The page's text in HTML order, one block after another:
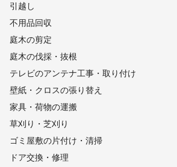
引越し
不用品回収
庭木の剪定
庭木の伐採・抜根
テレビのアンテナ工事・取り付け
壁紙・クロスの張り替え
家具・荷物の運搬
草刈り・芝刈り
ゴミ屋敷の片付け・清掃
ドア交換・修理